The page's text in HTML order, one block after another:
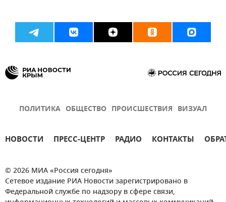
ПОЛИТИКА ОБЩЕСТВО ПРОИСШЕСТВИЯ ВИЗУАЛ
НОВОСТИ ПРЕСС-ЦЕНТР РАДИО КОНТАКТЫ
© 2026 МИА «Россия сегодня»
Сетевое издание РИА Новости зарегистрировано в
Федеральной службе по надзору в сфере связи,